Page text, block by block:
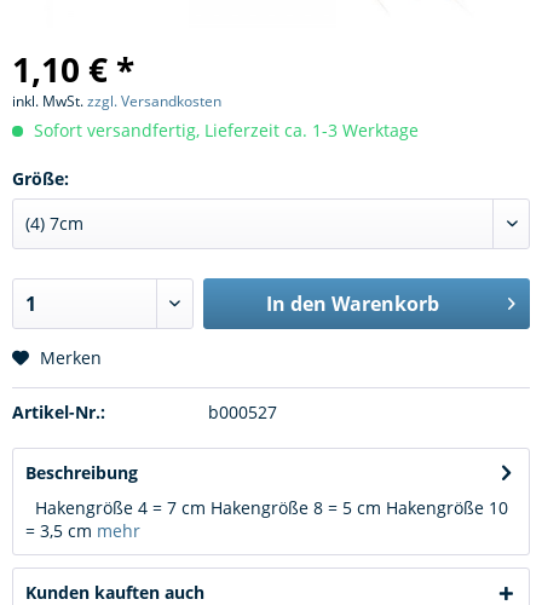
1,10 € *
inkl. MwSt.zzgl. Versandkosten
Sofort versandfertig, Lieferzeit ca. 1-3 Werktage
Größe:
In den Warenkorb
Merken
Artikel-Nr.: b000527
Beschreibung
Hakengröße 4 = 7 cm Hakengröße 8 = 5 cm Hakengröße 10
= 3,5 cm mehr
Kunden kauften auch